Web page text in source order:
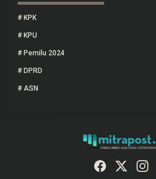
# KPK
# KPU
# Pemilu 2024
# DPRD
# ASN